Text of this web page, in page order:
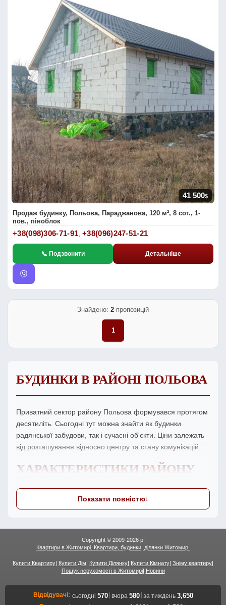
41 500$
Продаж будинку, Польова, Параджанова, 120 м², 8 сот., 1-
пов., піноблок
+38(098)306-71-91 ,+38(096)247-51-21
📞 Подзвонити Детальніше
Знайдено: 2 пропозицій
1
БУДИНКИ В РАЙОНІ ПОЛЬОВА
Приватний сектор району Польова формувався протягом
десятиліть. Сьогодні тут можна знайти як будинки
радянської забудови, так і сучасні об'єкти. Ціни залежать
від розташування відносно центру та стану комунікацій.
ХАРАКТЕРИСТИКИ РАЙОНУ
Район Польова характеризується певним рівнем розвитку
газу, близькість до центру міста та основних магістралей.
рівень газифікації та водопостачання
наявність шкіл, дитсадків, магазинів
Показати повністю
Copyright © 2009-2026 р.
Квартири в Житомирі. Квартири, будинки, ділянки Житомир.
Купити Квартиру| Купити Дім| Купити Ділянку| Купити Кімнату| Зніму квартиру|
Пошук нерухомості в Житомирі| Новини
Відвідувачі: сьогодні 570 | вчора 580 | за тиждень 3,650